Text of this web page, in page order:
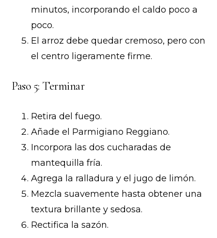
minutos, incorporando el caldo poco a
poco.
El arroz debe quedar cremoso, pero con
el centro ligeramente firme.
Paso 5: Terminar
Retira del fuego.
Añade el Parmigiano Reggiano.
Incorpora las dos cucharadas de
mantequilla fría.
Agrega la ralladura y el jugo de limón.
Mezcla suavemente hasta obtener una
textura brillante y sedosa.
Rectifica la sazón.